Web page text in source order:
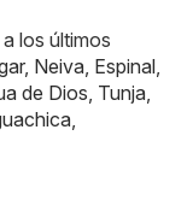
los últimos
, Neiva, Espinal,
de Dios, Tunja,
,